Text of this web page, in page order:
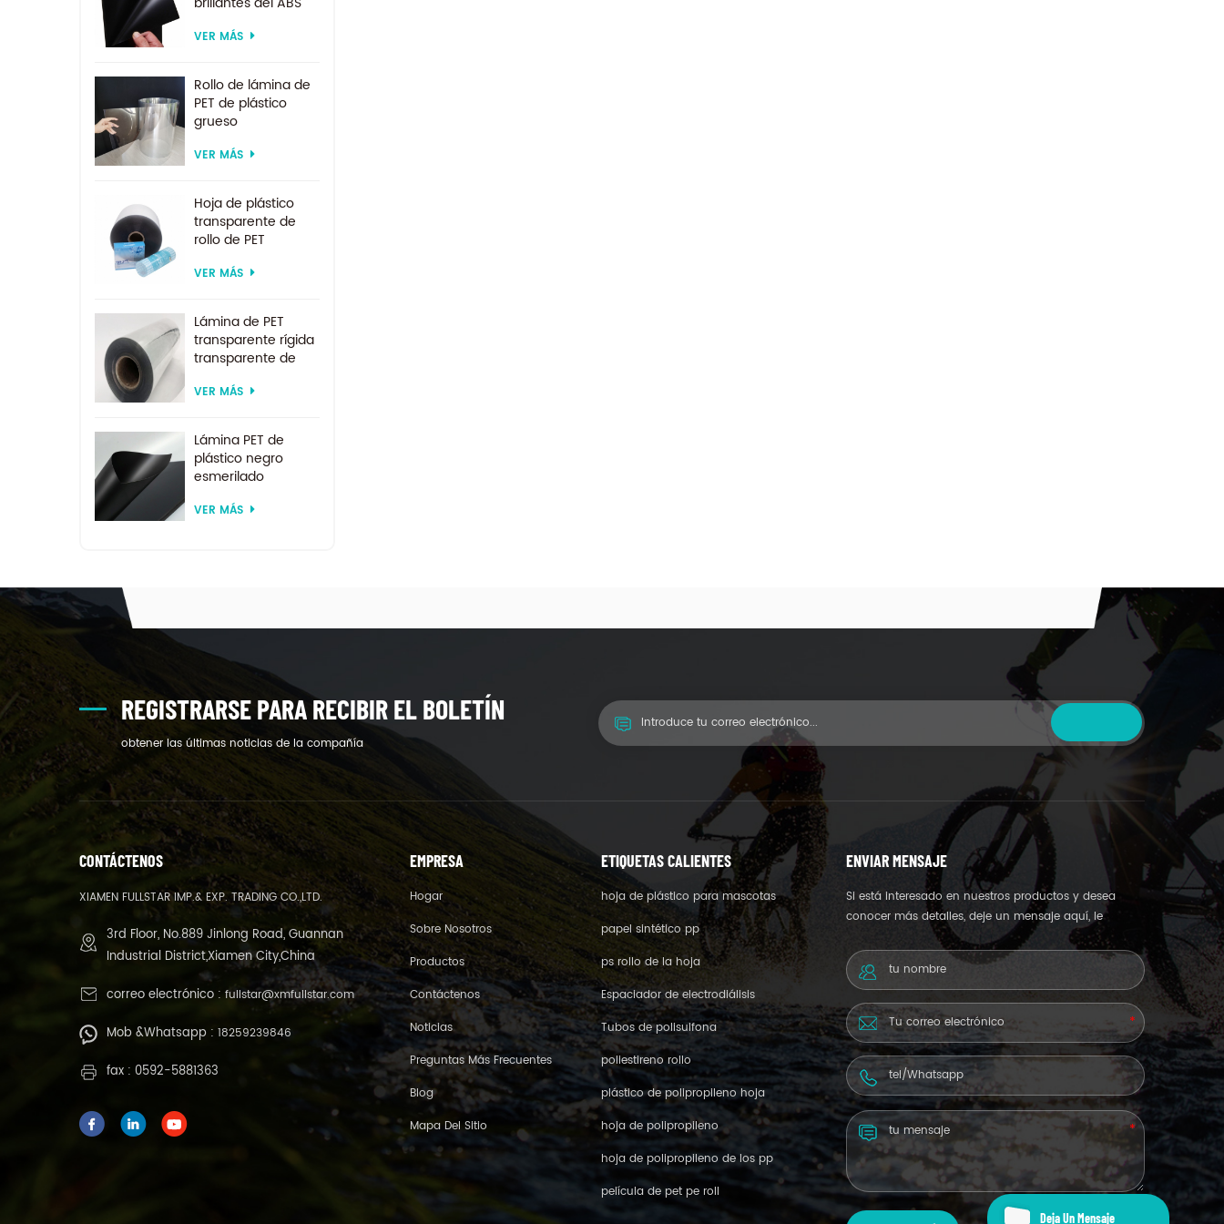
formación al vacío
VER MÁS
Rollo de lámina de
PET de plástico
grueso
transparente rígido
VER MÁS
Hoja de plástico
transparente de
rollo de PET
encargo de
de fábrica para
formación al vacío
VER MÁS
Lámina de PET
transparente rígida
transparente de
formación al vacío
VER MÁS
Lámina PET de
plástico negro
esmerilado
tamaño
VER MÁS
REGISTRARSE PARA RECIBIR EL BOLETÍN
obtener las últimas noticias de la compañía
CONTÁCTENOS
XIAMEN FULLSTAR IMP.& EXP. TRADING CO.,LTD.
3rd Floor, No.889 Jinlong Road, Guannan
Industrial District,Xiamen City,China
correo electrónico : fullstar@xmfullstar.com
Mob &Whatsapp : 18259239846
fax : 0592-5881363
EMPRESA
Hogar
Sobre Nosotros
Productos
Contáctenos
Noticias
Preguntas Más Frecuentes
Blog
Mapa Del Sitio
ETIQUETAS CALIENTES
hoja de plástico para mascotas
papel sintético pp
ps rollo de la hoja
Espaciador de electrodiálisis
Tubos de polisulfona
poliestireno rollo
plástico de polipropileno hoja
hoja de polipropileno
hoja de polipropileno de los pp
película de pet pe roll
ENVIAR MENSAJE
Si está interesado en nuestros productos y desea
conocer más detalles, deje un mensaje aquí, le
responderemos lo antes posible.
Deja Un Mensaje